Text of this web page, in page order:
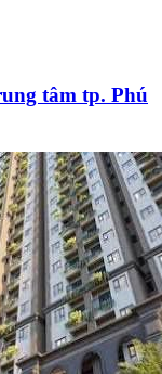
tâm tp. Phú